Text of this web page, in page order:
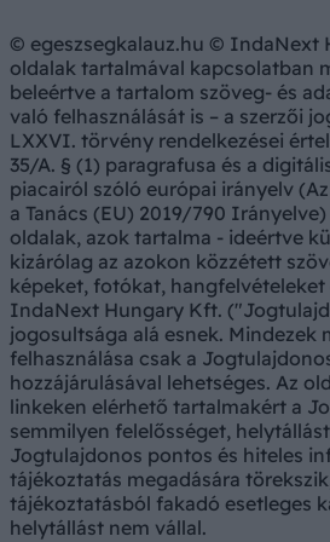
© egeszsegkalauz.hu © IndaNext
oldalak tartalmával kapcsolatban
beleértve a tartalom szöveg- és
való felhasználását is – a szerzői
LXXVI. törvény rendelkezései
35/A. § (1) paragrafusa és a
piacairól szóló európai irányelv
a Tanács (EU) 2019/790
oldalak, azok tartalma - ideértve
kizárólag az azokon közzétett
képeket, fotókat, hangfelvételeket
IndaNext Hungary Kft.
jogosultsága alá esnek. Mindezek
felhasználása csak a
hozzájárulásával lehetséges. Az
linkeken elérhető tartalmakért a
semmilyen felelősséget,
Jogtulajdonos pontos és hiteles
tájékoztatás megadására
tájékoztatásból fakadó esetleges
helytállást nem vállal.